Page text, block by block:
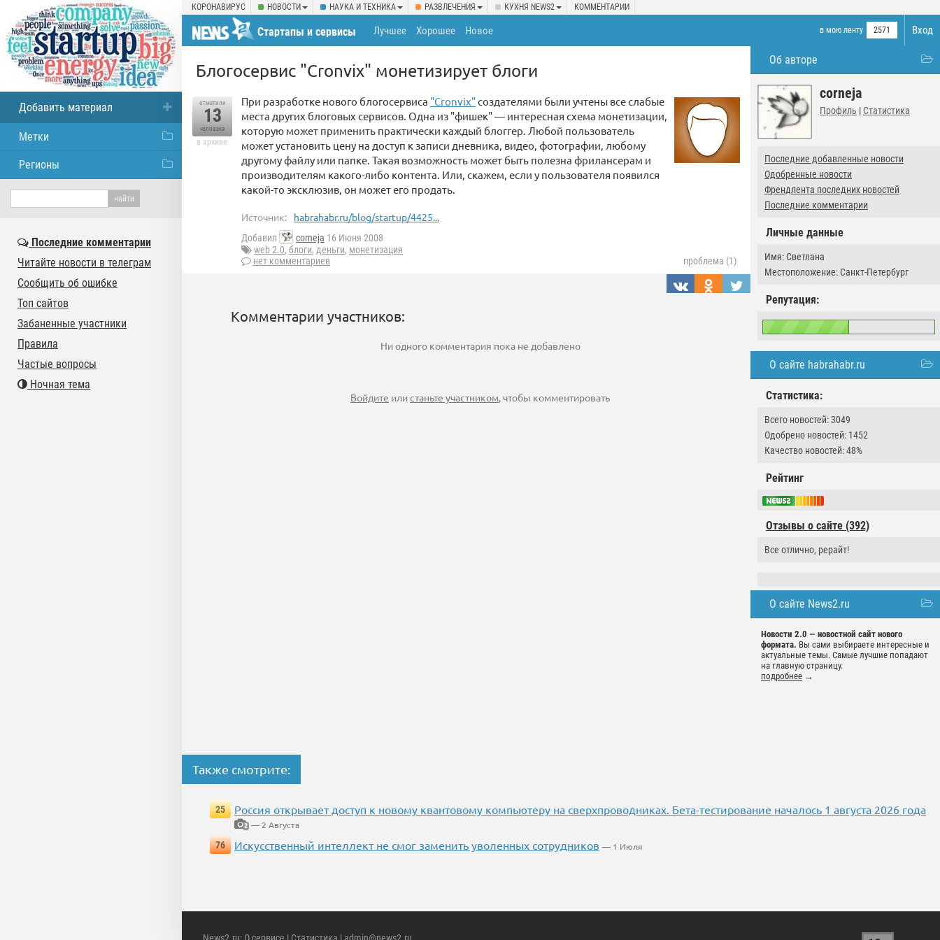
КОРОНАВИРУС НОВОСТИ НАУКА И ТЕХНИКА РАЗВЛЕЧЕНИЯ КУХНЯ NEWS2 КОММЕНТАРИИ
Вход
Стартапы и сервисы в мою ленту 2571
Лучшее Хорошее Новое
Об авторе
corneja
Профиль | Статистика
Последние добавленные новости
Одобренные новости
Френдлента последних новостей
Последние комментарии
Личные данные
Имя: Светлана
Местоположение: Санкт-Петербург
Репутация:
О сайте habrahabr.ru
Статистика:
Всего новостей: 3049
Одобрено новостей: 1452
Качество новостей: 48%
Рейтинг
Отзывы о сайте (392)
Все отлично, рерайт!
О сайте News2.ru
Новости 2.0 — новостной сайт нового
формата. Вы сами выбираете интересные и
актуальные темы. Самые лучшие попадают
на главную страницу.
подробнее →
Блогосервис "Cronvix" монетизирует блоги
отметили
13
человека
в архиве
При разработке нового блогосервиса "Cronvix"создателями были учтены все слабые
места других блоговых сервисов. Одна из "фишек" — интересная схема монетизации,
которую может применить практически каждый блоггер. Любой пользователь
может установить цену на доступ к записи дневника, видео, фотографии, любому
другому файлу или папке. Такая возможность может быть полезна фрилансерам и
производителям какого-либо контента. Или, скажем, если у пользователя появился
какой-то эксклюзив, он может его продать.
Источник: habrahabr.ru/blog/startup/4425...
Добавил corneja 16 Июня 2008
web 2.0, блоги, деньги, монетизация
нет комментариев
проблема (1)
Комментарии участников:
Ни одного комментария пока не добавлено
Войдите илистаньте участником, чтобы комментировать
Также смотрите:
25 Россия открывает доступ к новому квантовому компьютеру на сверхпроводниках. Бета-тестирование началось 1 августа 2026 года
2 — 2 Августа
76
Искусственный интеллект не смог заменить уволенных сотрудников — 1 Июля
Добавить материал
Метки
Регионы
Последние комментарии
Читайте новости в телеграм
Сообщить об ошибке
Топ сайтов
Забаненные участники
Правила
Частые вопросы
Ночная тема